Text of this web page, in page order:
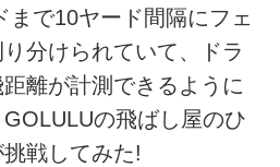
まで10ヤード間隔にフェ
分けられていて、ドラ
離が計測できるように
の飛ばし屋のひ
戦してみた!